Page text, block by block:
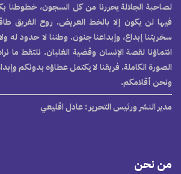
لصاحبة الجلالة يحررنا من كل السجون، خطوطنا
فيها لن يكون إلا بالخط العريض. روح الفريق
سخريتنا إبداع، وإبداعنا جنون. وطننا لا حدود
انتماؤنا لقصة الإنسان وقضية الغلبان. نلتقط ما
الصورة الكاملة. فريقنا لا يكتمل عطاؤه بدونكم
ونحن أقلامكم.
مدير النشر ورئيس التحرير: عادل اقليعي
من نحن